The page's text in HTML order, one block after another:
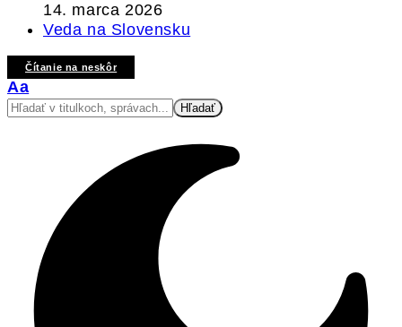
14. marca 2026
Veda na Slovensku
Čítanie na neskôr
Veľkosť
písma
Aa